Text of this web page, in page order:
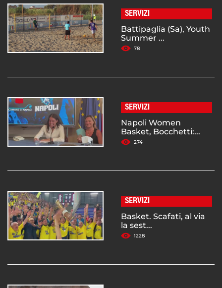
SERVIZI
Battipaglia (Sa), Youth
Summer ...
78
SERVIZI
Napoli Women
Basket, Bocchetti:...
274
SERVIZI
Basket. Scafati, al via
la sest...
1228